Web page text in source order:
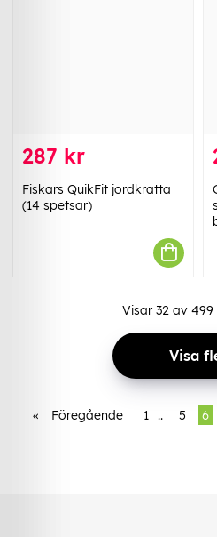
287 kr
Fiskars QuikFit jordkratta
(14 spetsar)
Visar 32av 499
Visa
« Föregående 1 .. 5 6